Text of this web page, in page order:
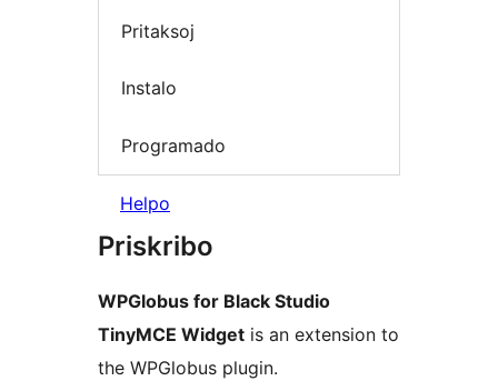
Pritaksoj
Instalo
Programado
Helpo
Priskribo
WPGlobus for Black Studio
TinyMCE Widget is an extension to
the WPGlobus plugin.